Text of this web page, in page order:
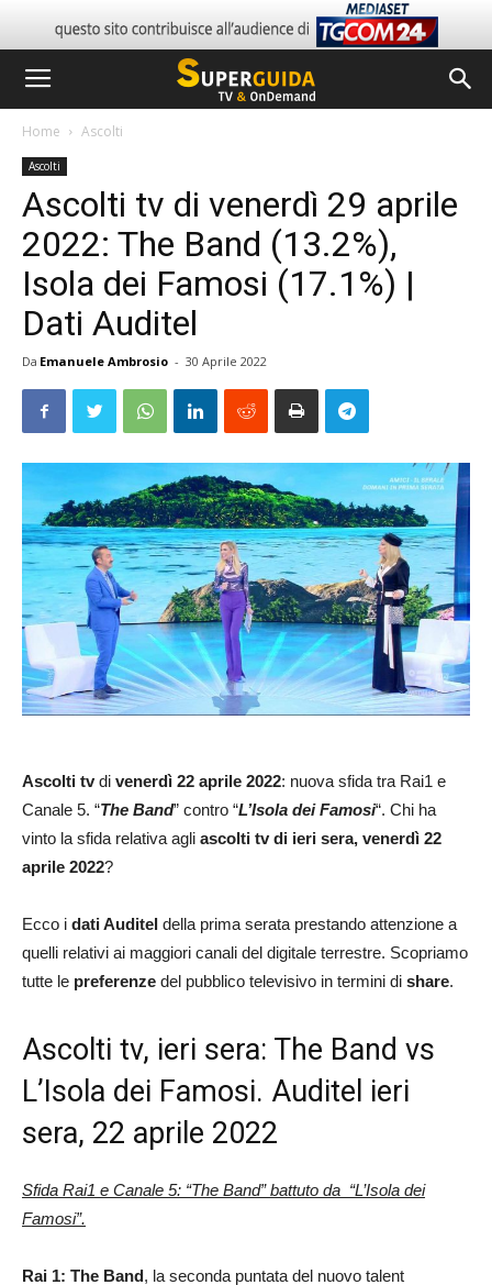
Home Ascolti
Ascolti
Ascolti tv di venerdì 29 aprile
2022: The Band (13.2%),
Isola dei Famosi (17.1%) |
Dati Auditel
Da Emanuele Ambrosio - 30 Aprile 2022
Ascolti tvdi venerdì 22 aprile 2022: nuova sfida tra Rai1 e
Canale 5. “The Band” contro “L’Isola dei Famosi“. Chi ha
vinto la sfida relativa agli ascolti tv di ieri sera, venerdì 22
aprile 2022?
Ecco i dati Auditel della prima serata prestando attenzione a
quelli relativi ai maggiori canali del digitale terrestre. Scopriamo
tutte le preferenze del pubblico televisivo in termini di share.
Ascolti tv, ieri sera: The Band vs
L’Isola dei Famosi. Auditel ieri
sera, 22 aprile 2022
Sfida Rai1 e Canale 5: “The Band” battuto da “L’Isola dei
Famosi”.
Rai 1: The Band, la seconda puntata del nuovo talent